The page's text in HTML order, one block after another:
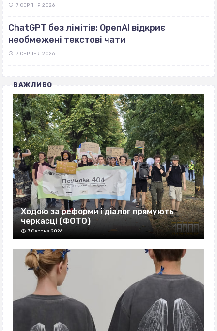
7 СЕРПНЯ 2026
ChatGPT без лімітів: OpenAI відкриє
необмежені текстові чати
7 СЕРПНЯ 2026
ВАЖЛИВО
Ходою за реформи і діалог прямують
черкасці (ФОТО)
7 Серпня 2026